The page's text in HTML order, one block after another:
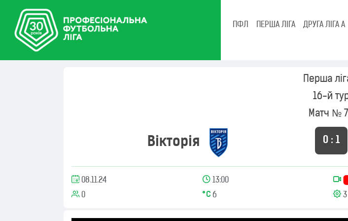
ПФЛ ПЕРША ЛІГА ДРУГА ЛІГА А
Перша
16-й
Матч №
Вікторія 0 : 1
08.11.24 13:00
0
6 3